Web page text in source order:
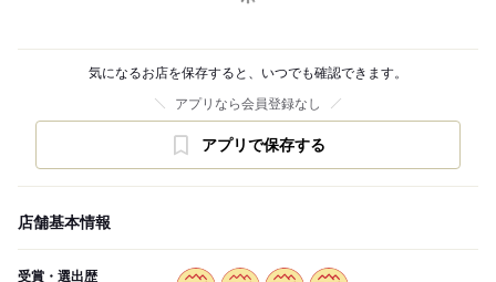
気になるお店を保存すると、いつでも確認できます。
アプリなら会員登録なし
アプリで保存する
店舗基本情報
受賞・選出歴